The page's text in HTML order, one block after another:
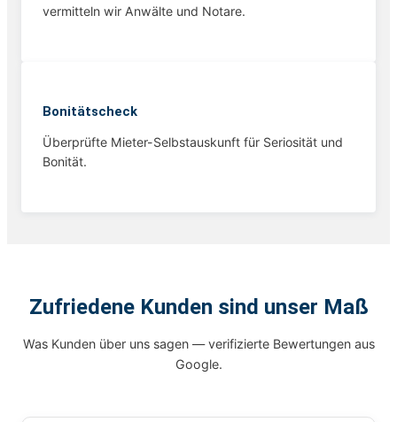
vermitteln wir Anwälte und Notare.
Bonitätscheck
Überprüfte Mieter-Selbstauskunft für Seriosität und
Bonität.
Zufriedene Kunden sind unser Maß
Was Kunden über uns sagen — verifizierte Bewertungen aus
Google.